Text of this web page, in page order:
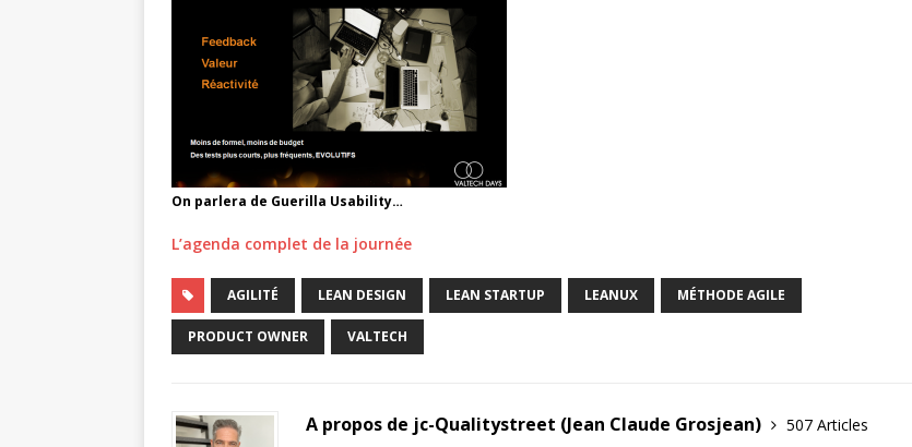
On parlera de Guerilla Usability…
L’agenda complet de la journée
AGILITÉ LEAN DESIGN LEAN STARTUP LEANUX MÉTHODE AGILE
PRODUCT OWNER VALTECH
A propos de jc-Qualitystreet (Jean Claude Grosjean)
507 Articles